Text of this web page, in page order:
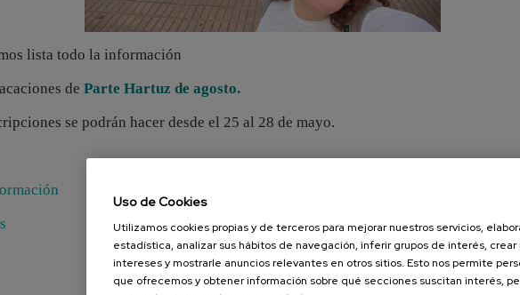
lista todo la información
de Parte Hartuz de agosto.
se podrán hacer desde el 25 al 28 de mayo.
Uso de Cookies
Utilizamos cookies propias y de terceros para mejorar nuestros servicios,
estadística, analizar sus hábitos de navegación, inferir grupos de interés, crear
intereses y mostrarle anuncios relevantes en otros sitios. Esto nos permite
que ofrecemos y obtener información sobre qué secciones suscitan interés,